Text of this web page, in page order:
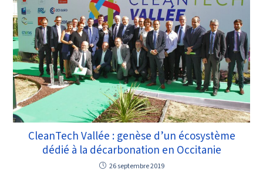
CleanTech Vallée : genèse d’un écosystème
dédié à la décarbonation en Occitanie
26 septembre 2019